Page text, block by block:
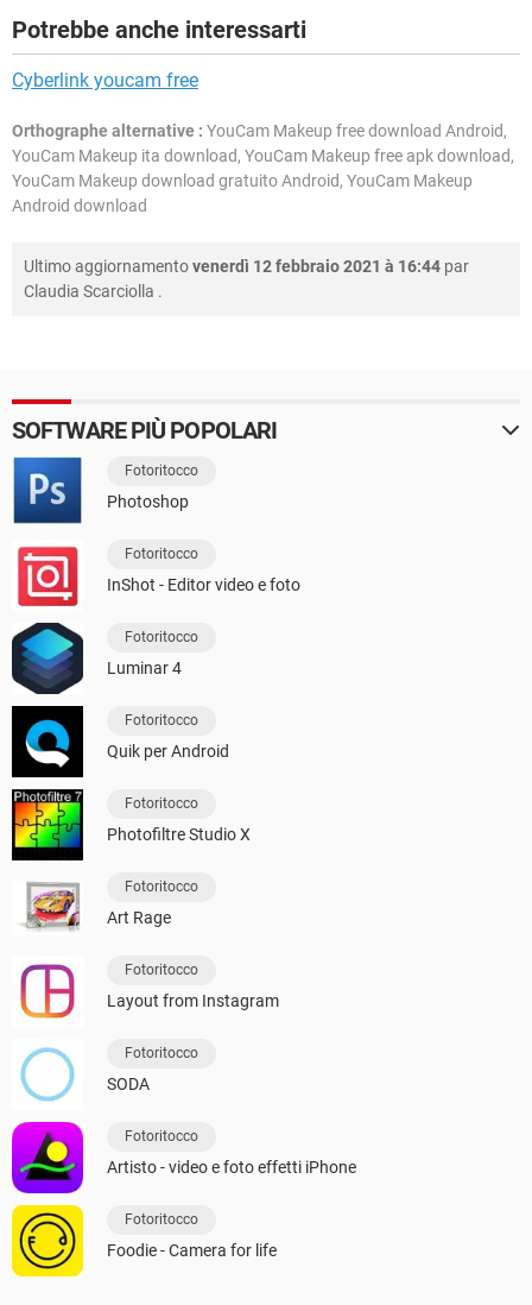
Potrebbe anche interessarti
Cyberlink youcam free
Orthographe alternative : YouCam Makeup free download Android,
YouCam Makeup ita download, YouCam Makeup free apk download,
YouCam Makeup download gratuito Android, YouCam Makeup
Android download
Ultimo aggiornamentovenerdì 12 febbraio 2021 à 16:44 par
Claudia Scarciolla .
SOFTWARE PIÙ POPOLARI
Fotoritocco
Photoshop
Fotoritocco
InShot - Editor video e foto
Fotoritocco
Luminar 4
Fotoritocco
Quik per Android
Fotoritocco
Photofiltre Studio X
Fotoritocco
Art Rage
Fotoritocco
Layout from Instagram
Fotoritocco
SODA
Fotoritocco
Artisto - video e foto effetti iPhone
Fotoritocco
Foodie - Camera for life